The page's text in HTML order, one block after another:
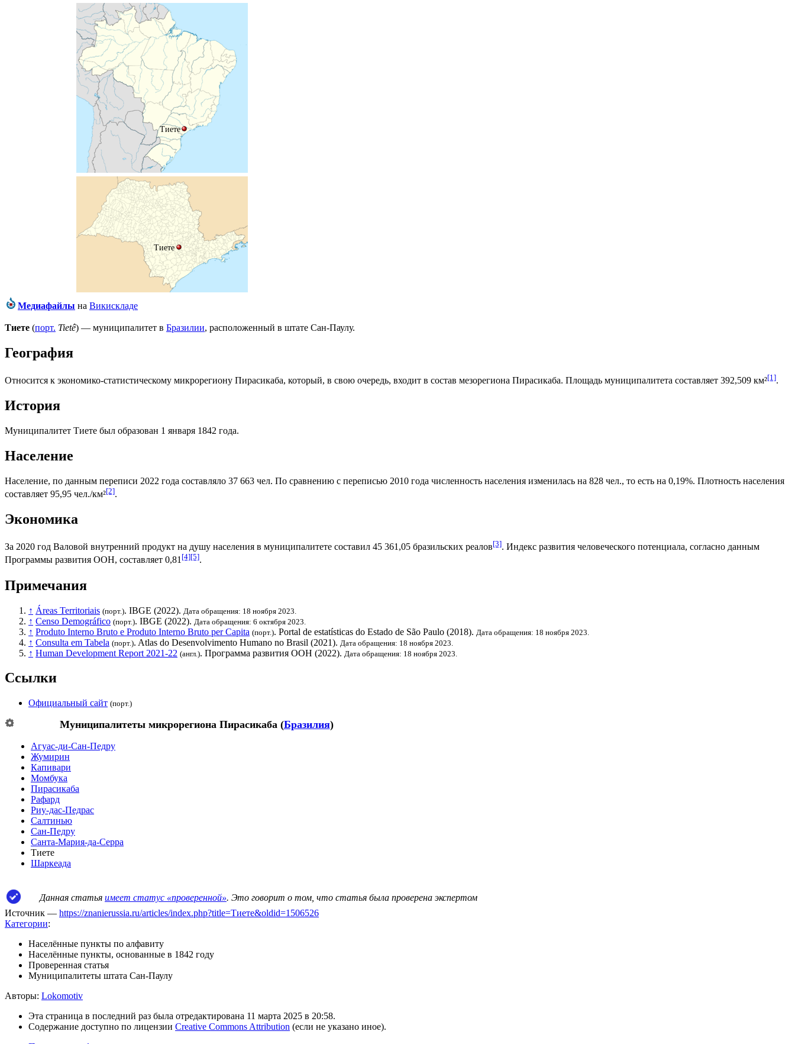
Тиете
Тиете
Медиафайлы на Викискладе
Тиете (порт. Tietê) — муниципалитет в Бразилии, расположенный в штате Сан-Паулу.
География
Относится к экономико-статистическому микрорегиону Пирасикаба, который, в свою очередь, входит в состав мезорегиона Пирасикаба. Площадь муниципалитета составляет 392,509 км²[1].
История
Муниципалитет Тиете был образован 1 января 1842 года.
Население
Население, по данным переписи 2022 года составляло 37 663 чел. По сравнению с переписью 2010 года численность населения изменилась на 828 чел., то есть на 0,19%. Плотность населения
составляет 95,95 чел./км²[2].
Экономика
За 2020 год Валовой внутренний продукт на душу населения в муниципалитете составил 45 361,05 бразильских реалов[3]. Индекс развития человеческого потенциала, согласно данным
Программы развития ООН, составляет 0,81[4][5].
Примечания
↑ Áreas Territoriais (порт.). IBGE (2022). Дата обращения: 18 ноября 2023.
↑ Censo Demográfico (порт.). IBGE (2022). Дата обращения: 6 октября 2023.
↑ Produto Interno Bruto e Produto Interno Bruto per Capita (порт.). Portal de estatísticas do Estado de São Paulo (2018). Дата обращения: 18 ноября 2023.
↑ Consulta em Tabela (порт.). Atlas do Desenvolvimento Humano no Brasil (2021). Дата обращения: 18 ноября 2023.
↑ Human Development Report 2021-22 (англ.). Программа развития ООН (2022). Дата обращения: 18 ноября 2023.
Ссылки
Официальный сайт (порт.)
Муниципалитеты микрорегиона Пирасикаба(Бразилия)
Агуас-ди-Сан-Педру
Жумирин
Капивари
Момбука
Пирасикаба
Рафард
Риу-дас-Педрас
Салтинью
Сан-Педру
Санта-Мария-да-Серра
Тиете
Шаркеада
Данная статья имеет статус «проверенной». Это говорит о том, что статья была проверена экспертом
Источник — https://znanierussia.ru/articles/index.php?title=Тиете&oldid=1506526
Категории:
Населённые пункты по алфавиту
Населённые пункты, основанные в 1842 году
Проверенная статья
Муниципалитеты штата Сан-Паулу
Авторы: Lokomotiv
Эта страница в последний раз была отредактирована 11 марта 2025 в 20:58.
Содержание доступно по лицензии Creative Commons Attribution (если не указано иное).